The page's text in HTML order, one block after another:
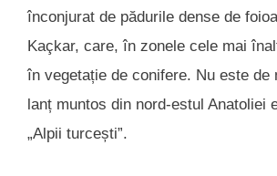
înconjurat de pădurile dense de
Kaçkar, care, în zonele cele mai
în vegetație de conifere. Nu este de
lanț muntos din nord-estul Anatoliei
„Alpii turcești”.